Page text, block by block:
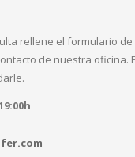
rellene el formulario
de nuestra oficina.